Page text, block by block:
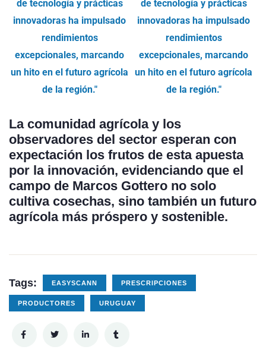
La comunidad agrícola y los
observadores del sector esperan con
expectación los frutos de esta apuesta
por la innovación, evidenciando que el
campo de Marcos Gottero no solo
cultiva cosechas, sino también un futuro
agrícola más próspero y sostenible.
Tags: EASYSCANN PRESCRIPCIONES
PRODUCTORES URUGUAY